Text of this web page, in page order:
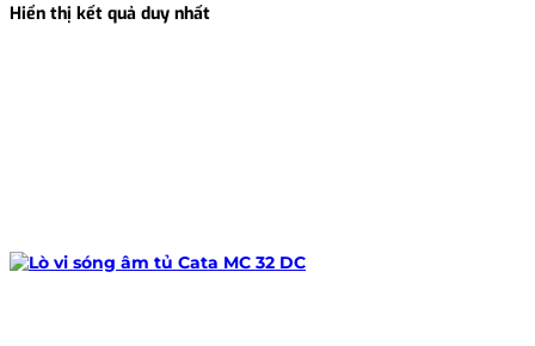
Hiển thị kết quả duy nhất